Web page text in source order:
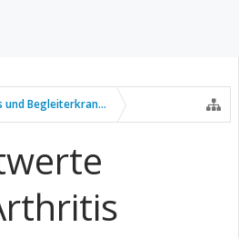
und Begleiterkrankungen